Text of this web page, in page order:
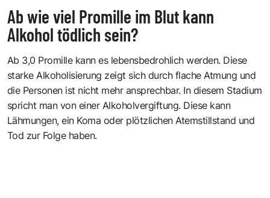
Ab wie viel Promille im Blut kann
Alkohol tödlich sein?
Ab 3,0 Promille kann es lebensbedrohlich werden. Diese
starke Alkoholisierung zeigt sich durch flache Atmung und
die Personen ist nicht mehr ansprechbar. In diesem Stadium
spricht man von einer Alkoholvergiftung. Diese kann
Lähmungen, ein Koma oder plötzlichen Atemstillstand und
Tod zur Folge haben.